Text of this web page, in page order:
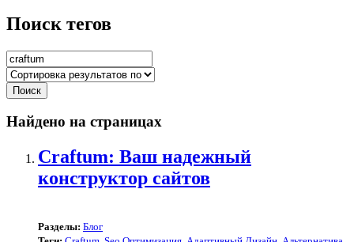
Поиск тегов
Найдено на страницах
Craftum: Ваш надежный
конструктор сайтов
Разделы: Блог